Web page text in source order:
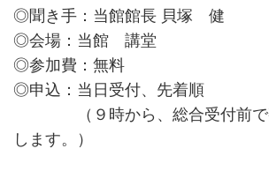
◎聞き手：当館館長 貝塚 健
◎会場：当館 講堂
◎参加費：無料
◎申込：当日受付、先着順
（９時から、総合受付前で
します。）